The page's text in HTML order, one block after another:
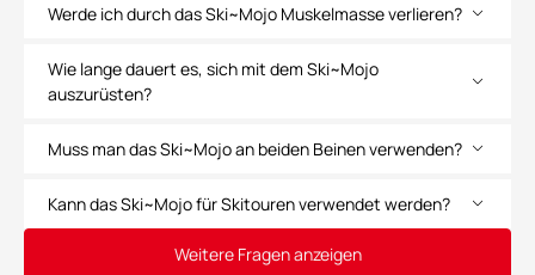
Werde ich durch das Ski~Mojo Muskelmasse verlieren?
Wie lange dauert es, sich mit dem Ski~Mojo
auszurüsten?
Muss man das Ski~Mojo an beiden Beinen verwenden?
Kann das Ski~Mojo für Skitouren verwendet werden?
Weitere Fragen anzeigen